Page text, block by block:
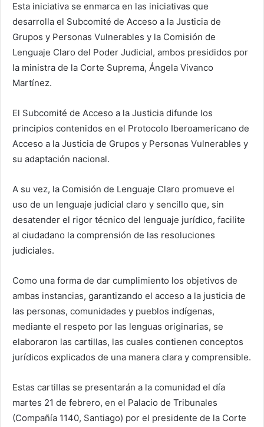
Esta iniciativa se enmarca en las iniciativas que
desarrolla el Subcomité de Acceso a la Justicia de
Grupos y Personas Vulnerables y la Comisión de
Lenguaje Claro del Poder Judicial, ambos presididos por
la ministra de la Corte Suprema, Ángela Vivanco
Martínez.
El Subcomité de Acceso a la Justicia difunde los
principios contenidos en el Protocolo Iberoamericano de
Acceso a la Justicia de Grupos y Personas Vulnerables y
su adaptación nacional.
A su vez, la Comisión de Lenguaje Claro promueve el
uso de un lenguaje judicial claro y sencillo que, sin
desatender el rigor técnico del lenguaje jurídico, facilite
al ciudadano la comprensión de las resoluciones
judiciales.
Como una forma de dar cumplimiento los objetivos de
ambas instancias, garantizando el acceso a la justicia de
las personas, comunidades y pueblos indígenas,
mediante el respeto por las lenguas originarias, se
elaboraron las cartillas, las cuales contienen conceptos
jurídicos explicados de una manera clara y comprensible.
Estas cartillas se presentarán a la comunidad el día
martes 21 de febrero, en el Palacio de Tribunales
(Compañía 1140, Santiago) por el presidente de la Corte